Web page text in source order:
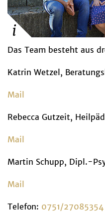
Das Team besteht aus
Katrin Wetzel,
Mail
Rebecca Gutzeit,
Mail
Martin Schupp, Dipl.-
Mail
Telefon: 0751/27085354